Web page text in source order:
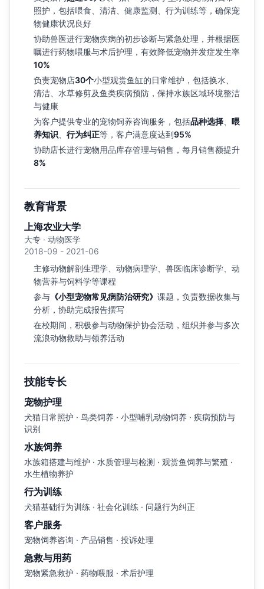
照护，包括喂食、清洁、健康监测、行为训练等，确保宠
物健康状况良好
协助兽医进行宠物疾病的初步诊断与紧急处理，并根据医
嘱进行药物喂服与术后护理，有效降低宠物并发症发生率
10%
负责宠物店30个小型观赏鱼缸的日常维护，包括换水、
清洁、水草修剪及鱼类疾病预防，保持水族区域环境整洁
与健康
为客户提供专业的宠物饲养咨询服务，包括品种选择
喂
养知识
行为纠正等，客户满意度达到95%
协助店长进行宠物用品库存管理与销售，每月销售额提升
8%
教育背景
上海农业大学
大专 · 动物医学
2018-09 - 2021-06
主修动物解剖生理学、动物病理学、兽医临床诊断学、动
物营养与饲料学等课程
参与 《小型宠物常见病防治研究》 课题，负责数据收集与
分析，协助完成报告撰写
在校期间，积极参与动物保护协会活动，组织并参与多次
流浪动物救助与领养活动
技能专长
宠物护理
犬猫日常照护 · 鸟类饲养 · 小型哺乳动物饲养 · 疾病预防与
识别
水族饲养
水族箱搭建与维护 · 水质管理与检测 · 观赏鱼饲养与繁殖 ·
水生植物养护
行为训练
犬猫基础行为训练 · 社会化训练 · 问题行为纠正
客户服务
宠物饲养咨询 · 产品销售 · 投诉处理
急救与用药
宠物紧急救护 · 药物喂服 · 术后护理